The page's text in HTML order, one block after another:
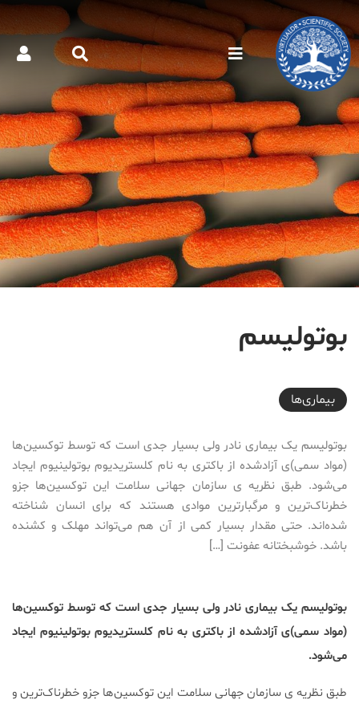
بوتولیسم
2017-06-04T10:47:44+04:30
بیماری‌ها
بوتولیسم یک بیماری نادر ولی بسیار جدی است که توسط توکسین‌ها
(مواد سمی)ی آزادشده از باکتری به نام کلستریدیوم بوتولینیوم ایجاد
می‌شود. طبق نظریه ی سازمان جهانی سلامت این توکسین‌ها جزو
خطرناک‌ترین و مرگبارترین موادی هستند که برای انسان شناخته
شده‌اند. حتی مقدار بسیار کمی از آن هم می‌تواند مهلک و کشنده
باشد. خوشبختانه عفونت […]
بوتولیسم یک بیماری نادر ولی بسیار جدی است که توسط توکسین‌ها
(مواد سمی)ی آزادشده از باکتری به نام کلستریدیوم بوتولینیوم ایجاد
می‌شود.
طبق نظریه ی سازمان جهانی سلامت این توکسین‌ها جزو خطرناک‌ترین و